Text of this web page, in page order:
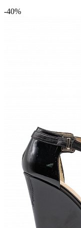
-40%